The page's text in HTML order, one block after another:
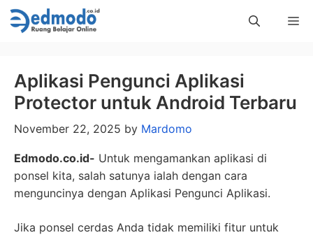
Skip
to
Aplikasi Pengunci Aplikasi
Protector untuk Android Terbaru
November 22, 2025 by Mardomo
Edmodo.co.id- Untuk mengamankan aplikasi di
ponsel kita, salah satunya ialah dengan cara
menguncinya dengan Aplikasi Pengunci Aplikasi.
Jika ponsel cerdas Anda tidak memiliki fitur untuk